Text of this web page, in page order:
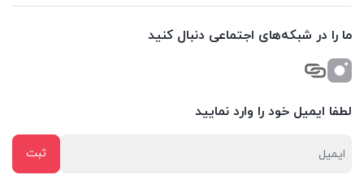
ما را در شبکه‌های اجتماعی دنبال کنید
لطفا ایمیل خود را وارد نمایید